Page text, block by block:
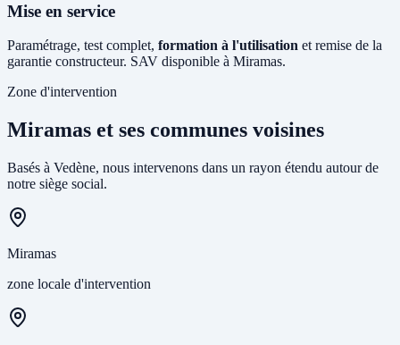
Mise en service
Paramétrage, test complet, formation à l'utilisation et remise de la
garantie constructeur. SAV disponible à Miramas.
Zone d'intervention
Miramas et ses communes voisines
Basés à Vedène, nous intervenons dans un rayon étendu autour de
notre siège social.
Miramas
zone locale d'intervention